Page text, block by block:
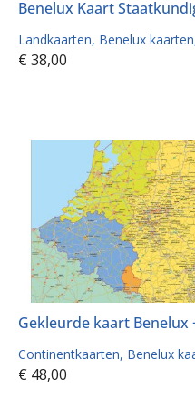
Benelux Kaart
Landkaarten Benelux kaarten
€ 38,00
Gekleurde kaart Benelux
Continentkaarten Benelux
€ 48,00